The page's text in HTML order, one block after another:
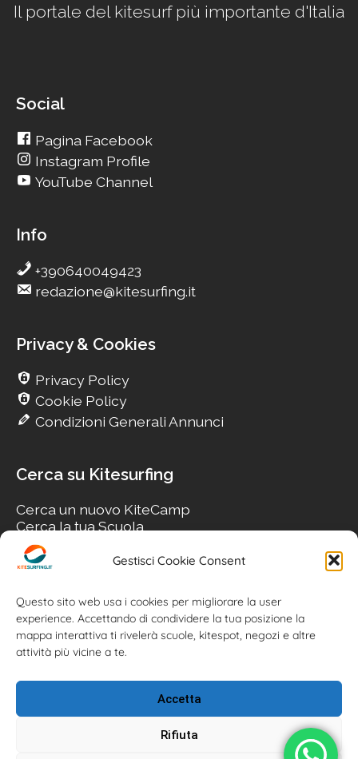
Gestisci Cookie Consent
Questo sito web usa i cookies per migliorare la user
experience. Accettando di condividere la tua posizione la
mappa interattiva ti rivelerà scuole, kitespot, negozi e altre
attività più vicine a te.
Accetta
Rifiuta
Il portale del kitesurf più importante d'Italia
Social
Pagina Facebook
Instagram Profile
YouTube Channel
Info
+390640049423
redazione@kitesurfing.it
Privacy & Cookies
Privacy Policy
Cookie Policy
Condizioni Generali Annunci
Cerca su Kitesurfing
Cerca un nuovo KiteCamp
Cerca la tua Scuola
Cerca il tuo KiteSpot
Cerca Accommodation
Cerca il tuo Usato